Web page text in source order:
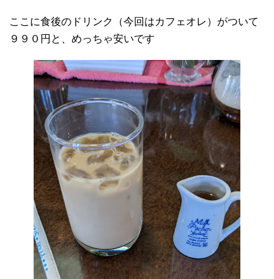
ここに食後のドリンク（今回はカフェオレ）がついて
９９０円と、めっちゃ安いです